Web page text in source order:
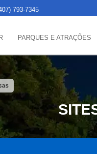
793-7345
PARQUES E ATRAÇÕES